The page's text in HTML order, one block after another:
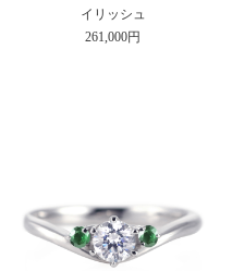
イリッシュ
261,000円